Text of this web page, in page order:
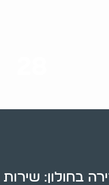
בחולון: שירות